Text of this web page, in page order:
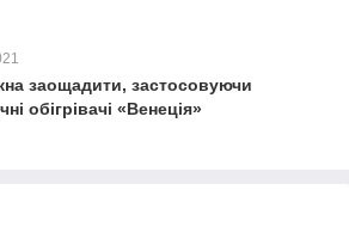
заощадити, застосовуючи
обігрівачі «Венеція»